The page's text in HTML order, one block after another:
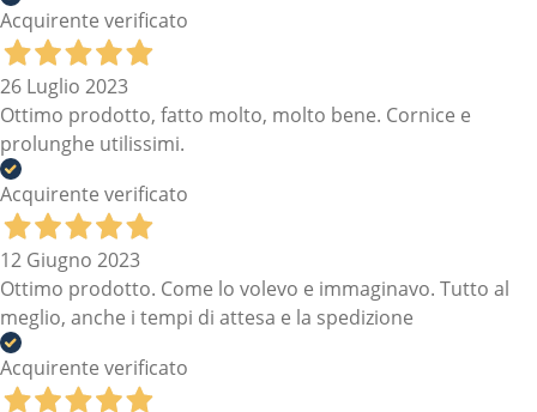
Acquirente verificato
26 Luglio 2023
Ottimo prodotto, fatto molto, molto bene. Cornice e
prolunghe utilissimi.
Acquirente verificato
12 Giugno 2023
Ottimo prodotto. Come lo volevo e immaginavo. Tutto al
meglio, anche i tempi di attesa e la spedizione
Acquirente verificato